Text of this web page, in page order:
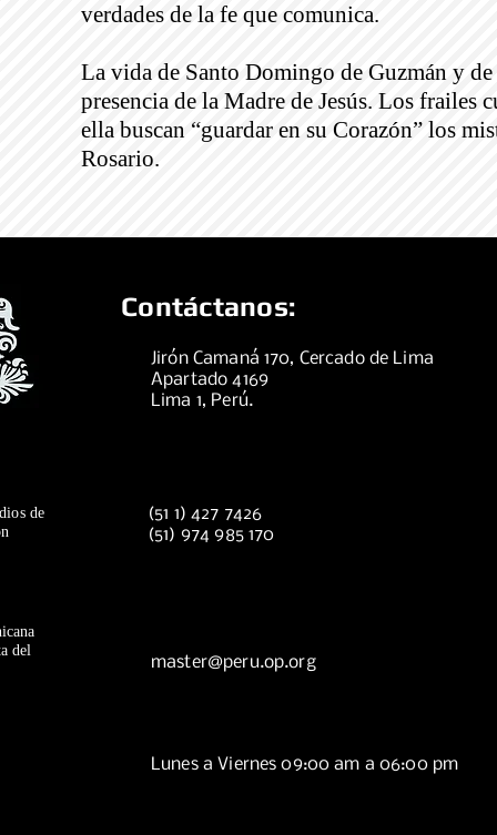
verdades de la fe que comunica.
La vida de Santo Domingo de Guzmán y
presencia de la Madre de Jesús. Los
ella buscan “guardar en su Corazón” los
Rosario.
Contáctanos:
Jirón Camaná 170, Cercado de Lima
Apartado 4169
Lima 1, Perú.
de
(51 1) 427 7426
(51) 974 985 170
del
master@peru.op.org
Lunes a Viernes 09:00 am a 06:00 pm